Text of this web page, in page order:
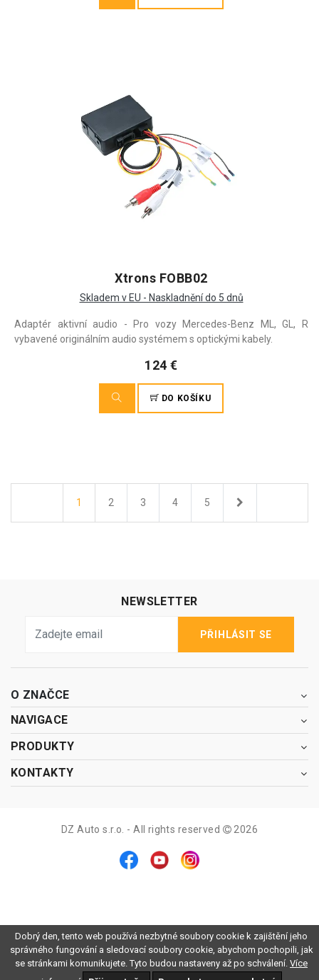
Xtrons FOBB02
Skladem v EU - Naskladnění do 5 dnů
Adaptér aktivní audio - Pro vozy Mercedes-Benz ML, GL, R
vybavené originálním audio systémem s optickými kabely.
124 €
DO KOŠÍKU
1 2 3 4 5 Další
NEWSLETTER
PŘIHLÁSIT SE
O ZNAČCE
NAVIGACE
PRODUKTY
KONTAKTY
DZ Auto s.r.o. - All rights reserved 2026
Dobrý den, tento web používá nezbytné soubory cookie k zajištění jeho
správného fungování a sledovací soubory cookie, abychom pochopili, jak
se stránkami komunikujete. Tyto budou nastaveny až po schválení. Více